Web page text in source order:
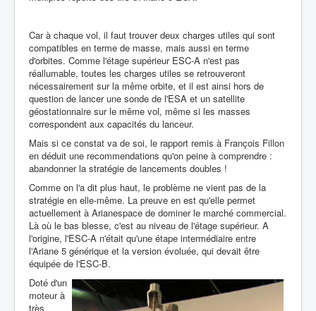
Car à chaque vol, il faut trouver deux charges utiles qui sont
compatibles en terme de masse, mais aussi en terme
d'orbites. Comme l'étage supérieur ESC-A n'est pas
réallumable, toutes les charges utiles se retrouveront
nécessairement sur la même orbite, et il est ainsi hors de
question de lancer une sonde de l'ESA et un satellite
géostationnaire sur le même vol, même si les masses
correspondent aux capacités du lanceur.
Mais si ce constat va de soi, le rapport remis à François Fillon
en déduit une recommendations qu'on peine à comprendre :
abandonner la stratégie de lancements doubles !
Comme on l'a dit plus haut, le problème ne vient pas de la
stratégie en elle-même. La preuve en est qu'elle permet
actuellement à Arianespace de dominer le marché commercial.
Là où le bas blesse, c'est au niveau de l'étage supérieur. A
l'origine, l'ESC-A n'était qu'une étape intermédiaire entre
l'Ariane 5 générique et la version évoluée, qui devait être
équipée de l'ESC-B.
Doté d'un
moteur à
très